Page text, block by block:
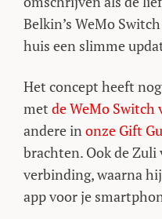
Belkin’s WeMo
huis een slimme
Het concept heeft
met de WeMo Switch
andere inonze Gift
brachten. Ook de
verbinding, waarna
app voor je